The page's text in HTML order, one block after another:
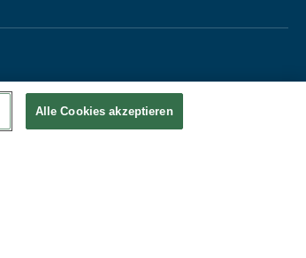
Alle Cookies akzeptieren